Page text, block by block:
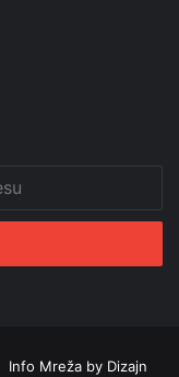
Info Mreža by Dizajn